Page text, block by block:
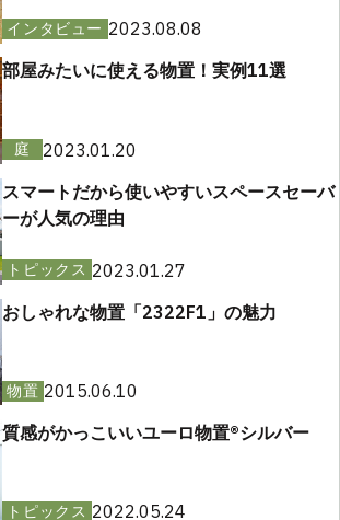
インタビュー 2023.08.08
部屋みたいに使える物置！実例11選
庭
2023.01.20
スマートだから使いやすいスペースセーバ
ーが人気の理由
トピックス 2023.01.27
おしゃれな物置「2322F1」の魅力
物置 2015.06.10
質感がかっこいいユーロ物置®︎シルバー
トピックス 2022.05.24